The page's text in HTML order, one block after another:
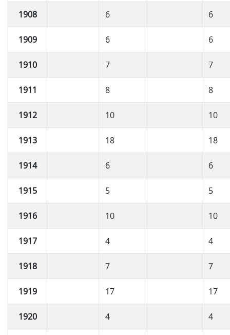
1908 6 6
1909 6 6
1910 7 7
1911 8 8
1912 10 10
1913 18 18
1914 6 6
1915 5 5
1916 10 10
1917 4 4
1918 7 7
1919 17 17
1920 4 4